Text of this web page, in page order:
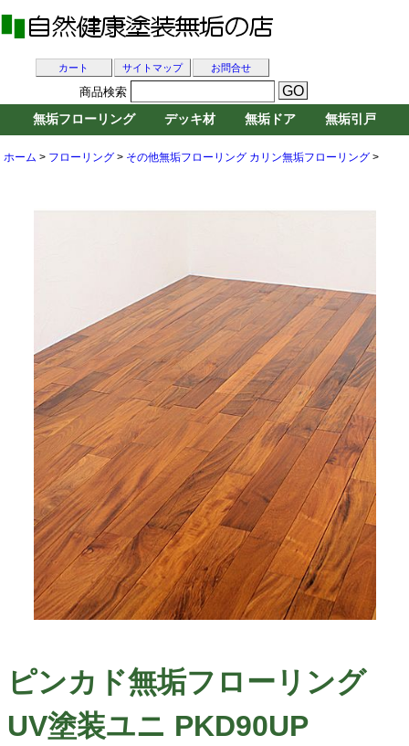
ホーム > フローリング > その他無垢フローリング カリン無垢フローリング >
ピンカド無垢フローリング
UV塗装ユニ PKD90UP
カート サイトマップ お問合せ
商品検索
無垢フローリング デッキ材 無垢ドア 無垢引戸